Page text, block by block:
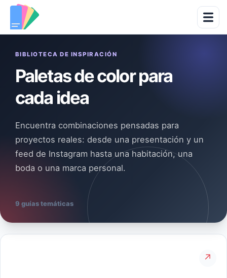
BIBLIOTECA DE INSPIRACIÓN
Paletas de color para
cada idea
Encuentra combinaciones pensadas para
proyectos reales: desde una presentación y un
feed de Instagram hasta una habitación, una
boda o una marca personal.
9 guías temáticas
↗